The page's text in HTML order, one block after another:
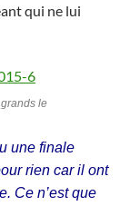
qui ne lui
le
une finale
rien car il ont
Ce n’est que